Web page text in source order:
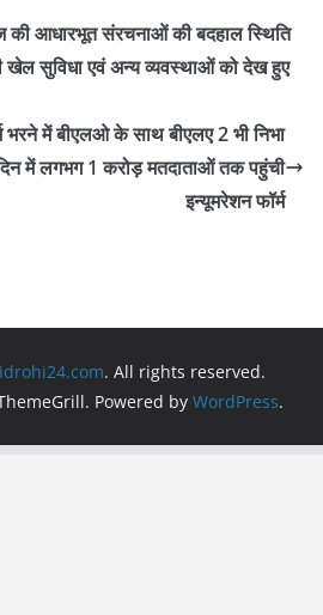
gr
a
l e
की आधारभूत संरचनाओं की बदहाल स्थिति
खेल सुविधा एवं अन्य व्यवस्थाओं को देख हुए
भरने में बीएलओ के साथ बीएलए 2 भी निभा
में लगभग 1 करोड़ मतदाताओं तक पहुंची
इन्यूमरेशन फॉर्म
. All rights reserved.
Powered by WordPress.